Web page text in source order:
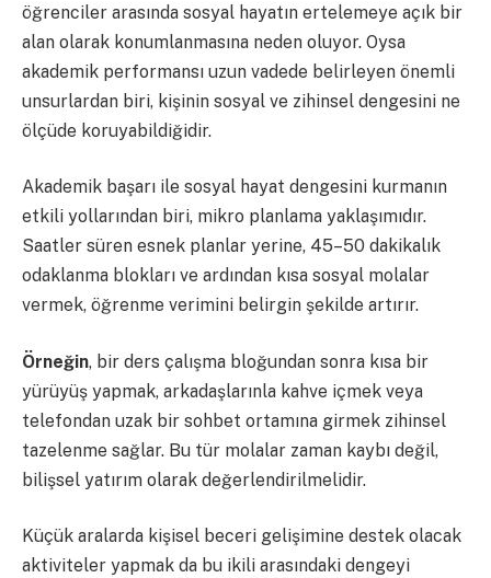
öğrenciler arasında sosyal hayatın ertelemeye açık bir
alan olarak konumlanmasına neden oluyor. Oysa
akademik performansı uzun vadede belirleyen önemli
unsurlardan biri, kişinin sosyal ve zihinsel dengesini ne
ölçüde koruyabildiğidir.
Akademik başarı ile sosyal hayat dengesini kurmanın
etkili yollarından biri, mikro planlama yaklaşımıdır.
Saatler süren esnek planlar yerine, 45–50 dakikalık
odaklanma blokları ve ardından kısa sosyal molalar
vermek, öğrenme verimini belirgin şekilde artırır.
Örneğin, bir ders çalışma bloğundan sonra kısa bir
yürüyüş yapmak, arkadaşlarınla kahve içmek veya
telefondan uzak bir sohbet ortamına girmek zihinsel
tazelenme sağlar. Bu tür molalar zaman kaybı değil,
bilişsel yatırım olarak değerlendirilmelidir.
Küçük aralarda kişisel beceri gelişimine destek olacak
aktiviteler yapmak da bu ikili arasındaki dengeyi